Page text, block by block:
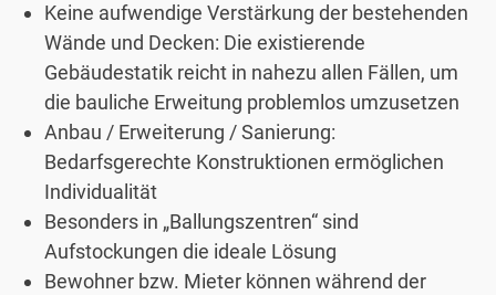
Keine aufwendige Verstärkung der bestehenden
Wände und Decken: Die existierende
Gebäudestatik reicht in nahezu allen Fällen, um
die bauliche Erweitung problemlos umzusetzen
Anbau / Erweiterung / Sanierung:
Bedarfsgerechte Konstruktionen ermöglichen
Individualität
Besonders in „Ballungszentren“ sind
Aufstockungen die ideale Lösung
Bewohner bzw. Mieter können während der